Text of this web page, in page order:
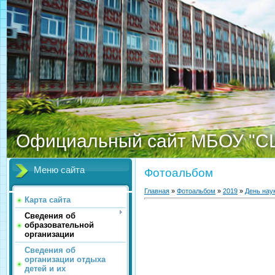
Официальный сайт МБОУ
Меню сайта
Карта сайта
Сведения об
образовательной
организации
Сведения об
организации отдыха
детей и их
Фотоальбом
Главная » Фотоальбом » 2019 » День